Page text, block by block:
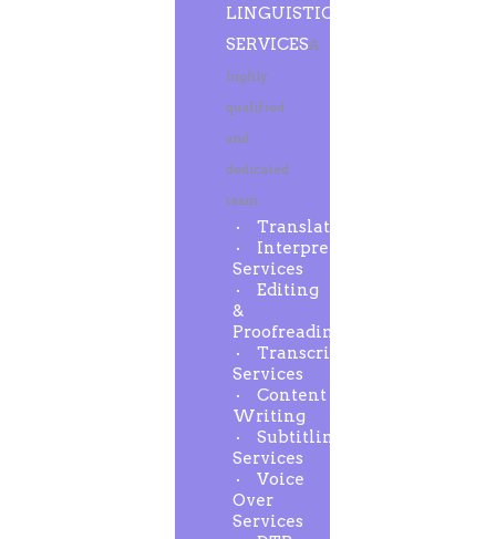
LINGUISTIC
SERVICESA
highly
qualified
and
dedicated
team
Translation
Interpreting
Services
Editing
&
Proofreading
Transcription
Services
Content
Writing
Subtitling
Services
Voice
Over
Services